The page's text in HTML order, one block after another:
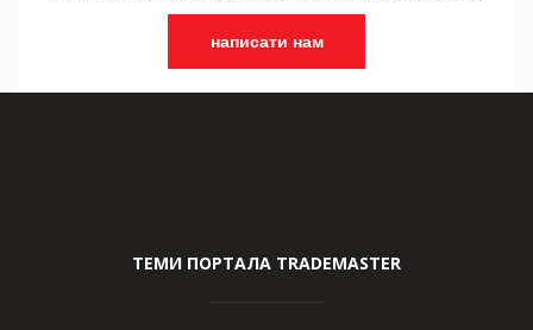
написати нам
ТЕМИ ПОРТАЛА TRADEMASTER